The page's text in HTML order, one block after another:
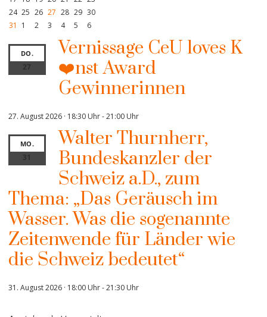
24 25 26 27 28 29 30
31
1 2 3 4 5 6
DO.
27
Vernissage CeU loves K
❤️nst Award
Gewinnerinnen
27. August 2026 · 18:30 Uhr-21:00 Uhr
MO.
31
Walter Thurnherr,
Bundeskanzler der
Schweiz a.D., zum
Thema: „Das Geräusch im
Wasser. Was die sogenannte
Zeitenwende für Länder wie
die Schweiz bedeutet“
31. August 2026 · 18:00 Uhr-21:30 Uhr